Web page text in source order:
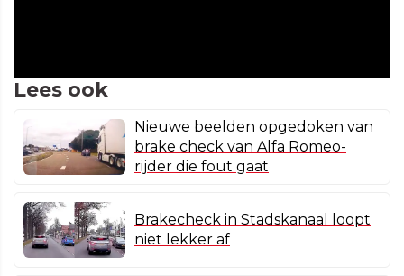
Lees ook
Nieuwe beelden opgedoken van
brake check van Alfa Romeo-
rijder die fout gaat
Brakecheck in Stadskanaal loopt
niet lekker af